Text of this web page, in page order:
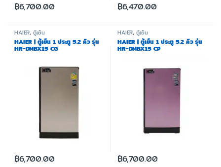
฿6,700.00 ฿6,470.00
HAIER,ตู้เย็น
HAIER | ตู้เย็น 1 ประตู 5.2 คิว รุ่น
HR-DMBX15 CG
฿6,700.00
HAIER,ตู้เย็น
HAIER | ตู้เย็น 1 ประตู 5.2 คิว รุ่น
HR-DMBX15 CP
฿6,700.00